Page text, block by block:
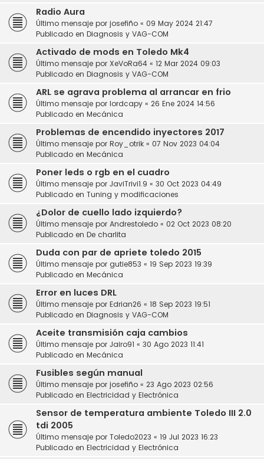
Radio Aura
Último mensaje por josefiño « 09 May 2024 21:47
Publicado en Diagnosis y VAG-COM
Activado de mods en Toledo Mk4
Último mensaje por XeVoRa64 « 12 Mar 2024 09:03
Publicado en Diagnosis y VAG-COM
ARL se agrava problema al arrancar en frio
Último mensaje por lordcapy « 26 Ene 2024 14:56
Publicado en Mecánica
Problemas de encendido inyectores 2017
Último mensaje por Roy_otrik « 07 Nov 2023 04:04
Publicado en Mecánica
Poner leds o rgb en el cuadro
Último mensaje por JaviTrivi1.9 « 30 Oct 2023 04:49
Publicado en Tuning y modificaciones
¿Dolor de cuello lado izquierdo?
Último mensaje por Andrestoledo « 02 Oct 2023 08:20
Publicado en De charlita
Duda con par de apriete toledo 2015
Último mensaje por gutie853 « 19 Sep 2023 19:39
Publicado en Mecánica
Error en luces DRL
Último mensaje por Edrian26 « 18 Sep 2023 19:51
Publicado en Diagnosis y VAG-COM
Aceite transmisión caja cambios
Último mensaje por Jairo91 « 30 Ago 2023 11:41
Publicado en Mecánica
Fusibles según manual
Último mensaje por josefiño « 23 Ago 2023 02:56
Publicado en Electricidad y Electrónica
Sensor de temperatura ambiente Toledo III 2.0
tdi 2005
Último mensaje por Toledo2023 « 19 Jul 2023 16:23
Publicado en Electricidad y Electrónica